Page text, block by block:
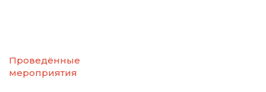
Проведённые
мероприятия